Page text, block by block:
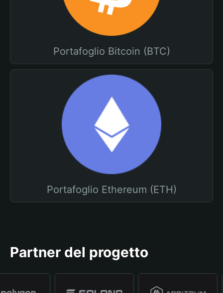
Portafoglio Bitcoin (BTC)
Portafoglio Ethereum (ETH)
Partner del progetto